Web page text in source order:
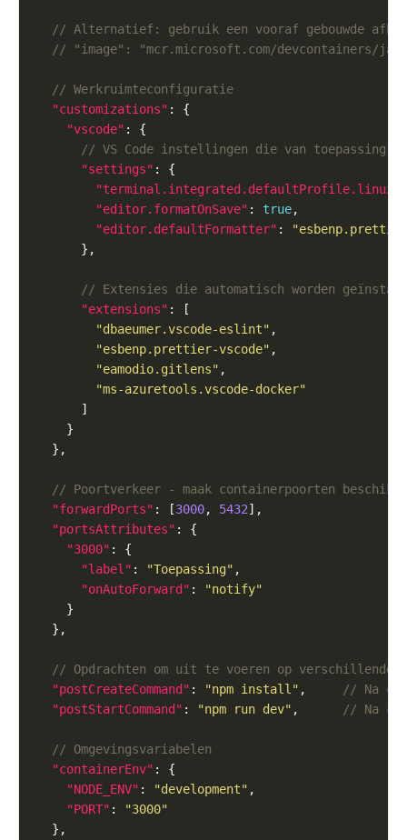
"customizations"
"vscode"
"settings"
"terminal.integrated.defaultProfile.linux"
"editor.formatOnSave" : true
"editor.defaultFormatter" :
"extensions"
"dbaeumer.vscode-eslint"
"esbenp.prettier-vscode"
"eamodio.gitlens"
"ms-azuretools.vscode-docker"
"forwardPorts" : [3000, 5432
"portsAttributes"
"3000"
"label" : "Toepassing"
"onAutoForward" :
"notify"
"postCreateCommand" : "npm install" ,
"postStartCommand" : "npm run dev" ,
"containerEnv"
"NODE_ENV" : "development"
"PORT" :
"3000"